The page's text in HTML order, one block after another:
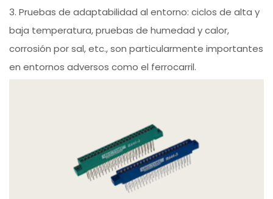
3. Pruebas de adaptabilidad al entorno: ciclos de alta y
baja temperatura, pruebas de humedad y calor,
corrosión por sal, etc., son particularmente importantes
en entornos adversos como el ferrocarril.